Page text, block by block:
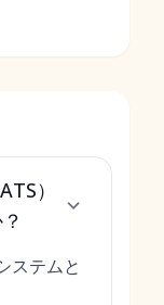
）
ステムと